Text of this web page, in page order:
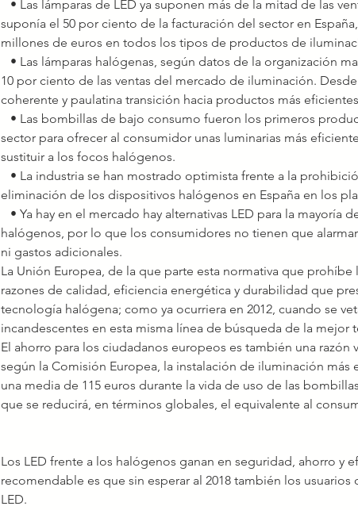
suponía el 50 por ciento de la facturación del sector en
millones de euros en todos los tipos de productos de
10 por ciento de las ventas del mercado de iluminación.
coherente y paulatina transición hacia productos más
sector para ofrecer al consumidor unas luminarias más
sustituir a los focos halógenos.
eliminación de los dispositivos halógenos en España en los
halógenos, por lo que los consumidores no tienen que
ni gastos adicionales.
La Unión Europea, de la que parte esta normativa que
razones de calidad, eficiencia energética y durabilidad que
tecnología halógena; como ya ocurriera en 2012, cuando se
incandescentes en esta misma línea de búsqueda de la mejor
El ahorro para los ciudadanos europeos es también una razón
según la Comisión Europea, la instalación de iluminación más
una media de 115 euros durante la vida de uso de las
que se reducirá, en términos globales, el equivalente al
Los LED frente a los halógenos ganan en seguridad, ahorro y
recomendable es que sin esperar al 2018 también los
LED.